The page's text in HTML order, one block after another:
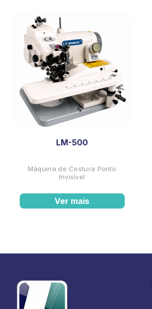
LM-500
Máquina de Costura Ponto
Invisível
Ver mais